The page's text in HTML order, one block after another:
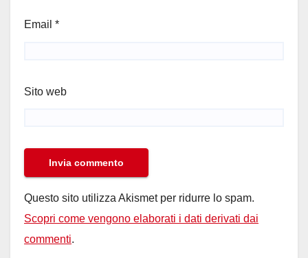
Email *
Sito web
Questo sito utilizza Akismet per ridurre lo spam.
Scopri come vengono elaborati i dati derivati dai
commenti.